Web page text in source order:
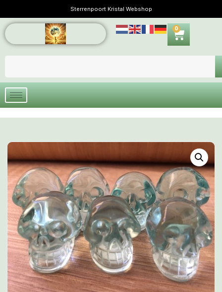
Sterrenpoort Kristal Webshop
0